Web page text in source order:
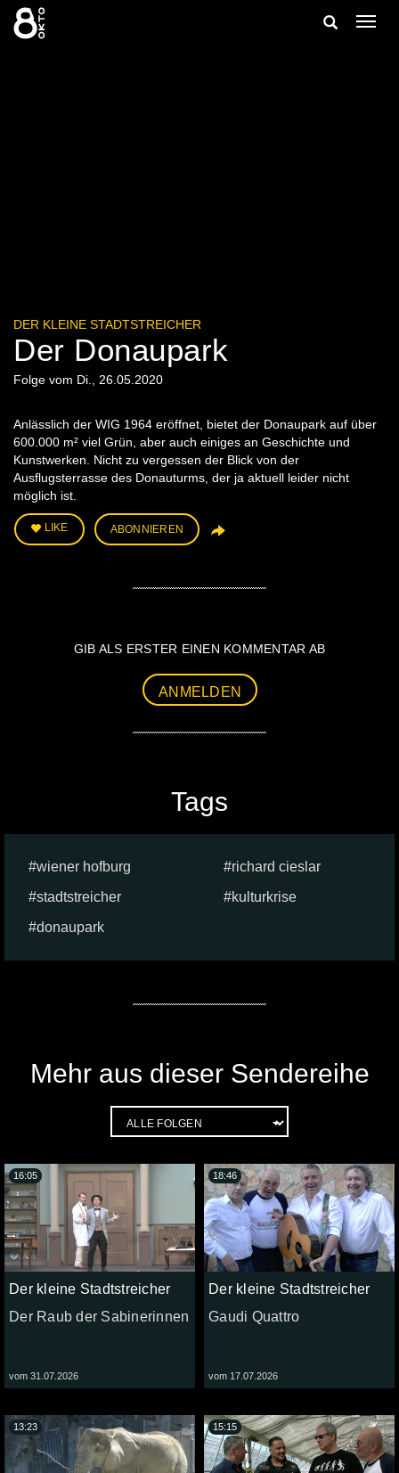
Zum
Inhalt
springen
Suche
DER KLEINE STADTSTREICHER
Der Donaupark
Folge vom Di., 26.05.2020
Anlässlich der WIG 1964 eröffnet, bietet der Donaupark auf über
600.000 m² viel Grün, aber auch einiges an Geschichte und
Kunstwerken. Nicht zu vergessen der Blick von der
Ausflugsterrasse des Donauturms, der ja aktuell leider nicht
möglich ist.
LIKE ABONNIEREN
GIB ALS ERSTER EINEN KOMMENTAR AB
ANMELDEN
Tags
wiener hofburg
richard cieslar
stadtstreicher
kulturkrise
donaupark
Mehr aus dieser Sendereihe
Der kleine Stadtstreicher
Der Raub der Sabinerinnen
vom 31.07.2026
16:05
Der kleine Stadtstreicher
Gaudi Quattro
vom 17.07.2026
18:46
13:23 15:15